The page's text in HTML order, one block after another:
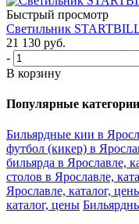
Быстрый просмотр
Светильник
21 130 руб.
-
В корзину
Популярные категории
Бильярдные кии в
футбол (кикер) в
бильярда в Ярославле,
столов в Ярославле,
Ярославле, каталог,
каталог, цены